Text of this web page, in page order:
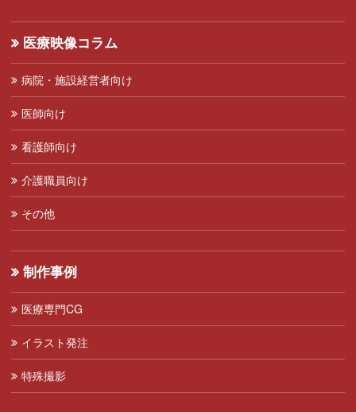
医療映像コラム
病院・施設経営者向け
医師向け
看護師向け
介護職員向け
その他
制作事例
医療専門CG
イラスト発注
特殊撮影